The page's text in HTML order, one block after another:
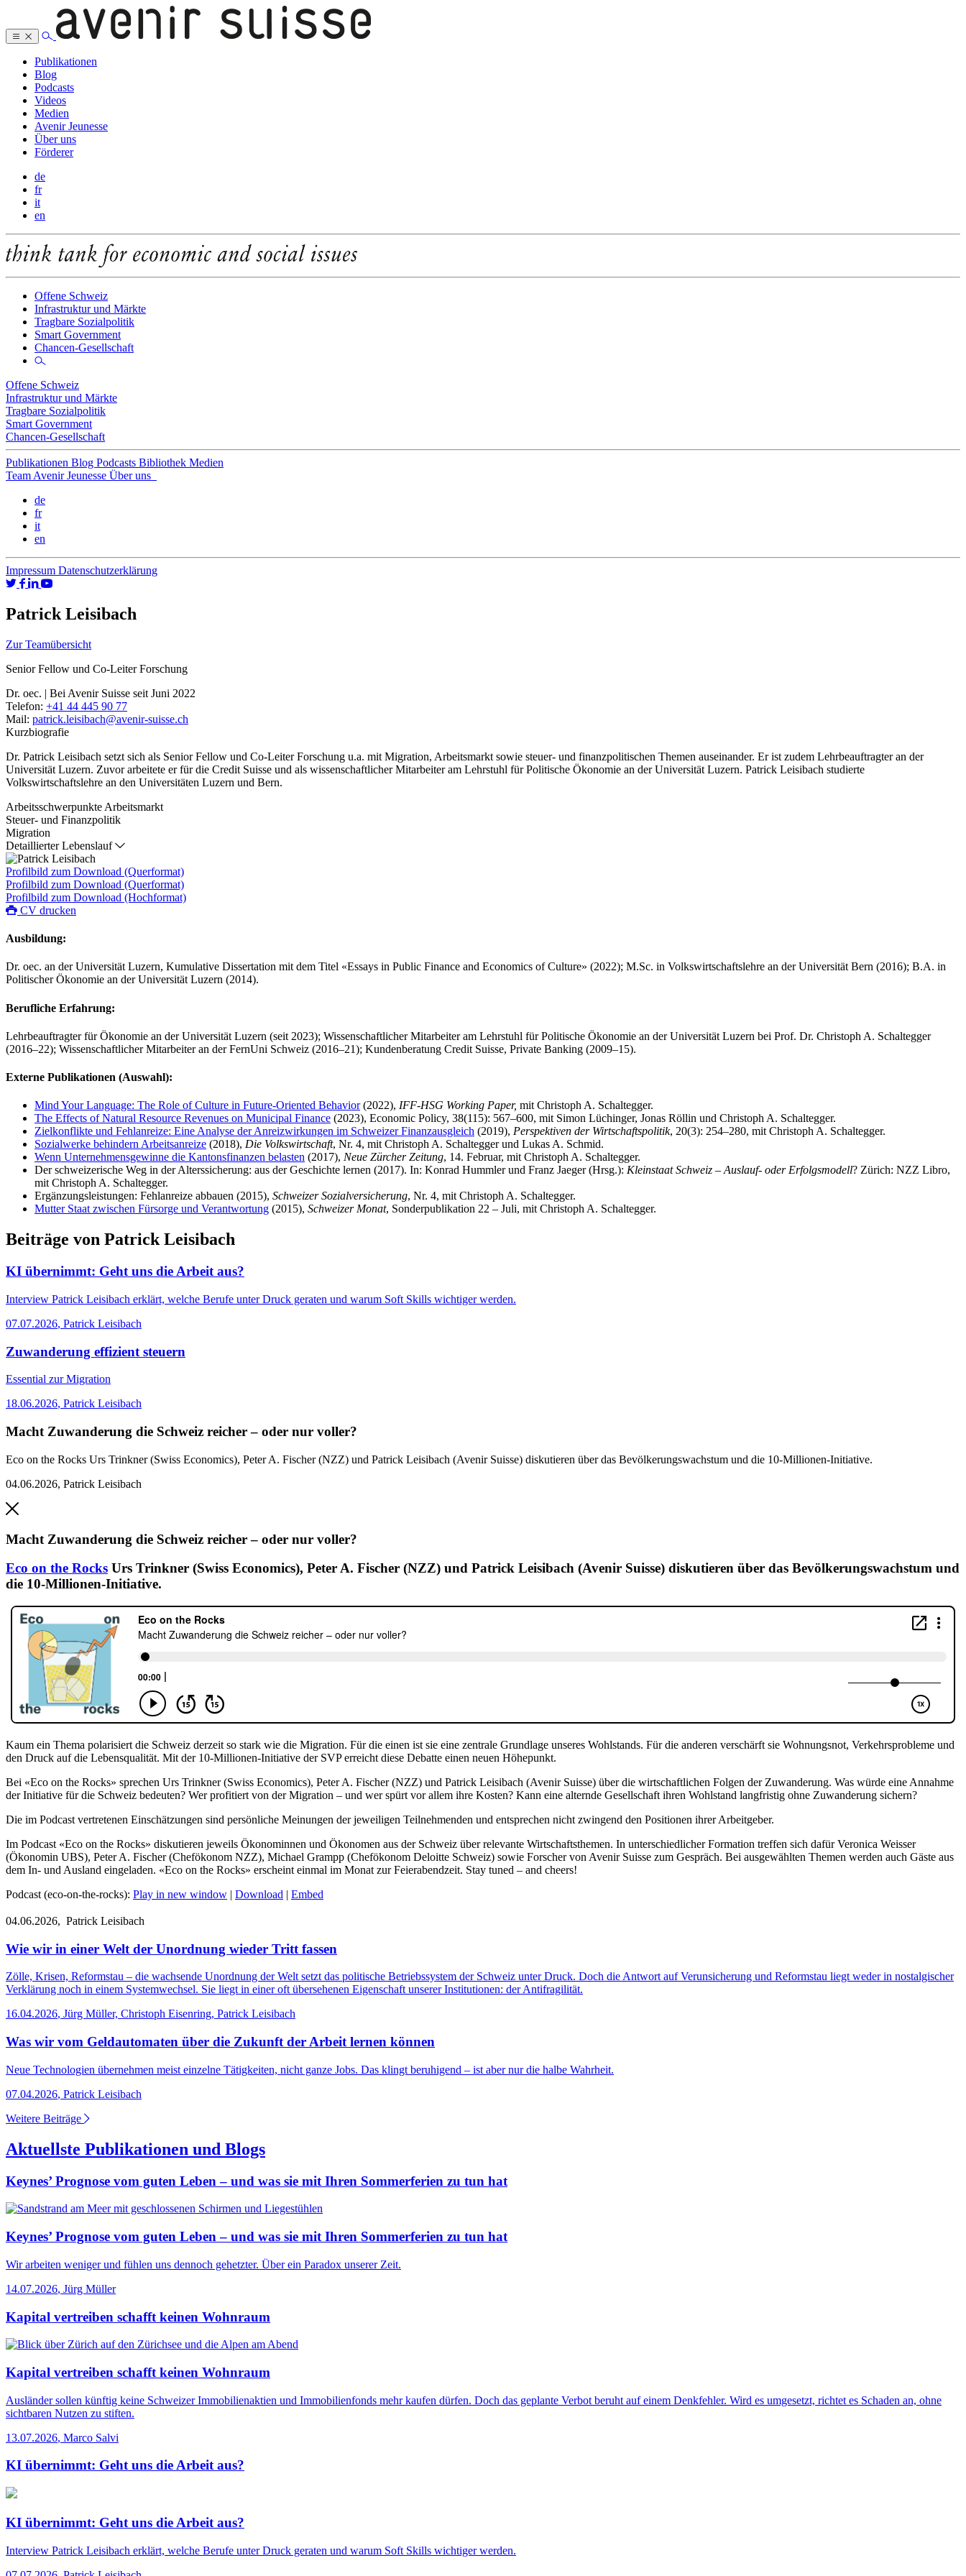
Publikationen
Blog
Podcasts
Videos
Medien
Avenir Jeunesse
Über uns
Förderer
de
fr
it
en
Offene Schweiz
Infrastruktur und Märkte
Tragbare Sozialpolitik
Smart Government
Chancen-Gesellschaft
Offene Schweiz
Infrastruktur und Märkte
Tragbare Sozialpolitik
Smart Government
Chancen-Gesellschaft
Publikationen Blog Podcasts Bibliothek Medien
Team Avenir Jeunesse Über uns
de
fr
it
en
Impressum Datenschutzerklärung
Patrick Leisibach
Zur Teamübersicht
Senior Fellow und Co-Leiter Forschung
Dr. oec. | Bei Avenir Suisse seit Juni 2022
Telefon: +41 44 445 90 77
Mail: patrick.leisibach@avenir-suisse.ch
Kurzbiografie
Dr. Patrick Leisibach setzt sich als Senior Fellow und Co-Leiter Forschung u.a. mit Migration, Arbeitsmarkt sowie steuer- und finanzpolitischen Themen auseinander. Er ist zudem Lehrbeauftragter an der
Universität Luzern. Zuvor arbeitete er für die Credit Suisse und als wissenschaftlicher Mitarbeiter am Lehrstuhl für Politische Ökonomie an der Universität Luzern. Patrick Leisibach studierte
Volkswirtschaftslehre an den Universitäten Luzern und Bern.
Arbeitsschwerpunkte Arbeitsmarkt
Steuer- und Finanzpolitik
Migration
Detaillierter Lebenslauf
Profilbild zum Download (Querformat)
Profilbild zum Download (Querformat)
Profilbild zum Download (Hochformat)
CV drucken
Ausbildung:
Dr. oec. an der Universität Luzern, Kumulative Dissertation mit dem Titel «Essays in Public Finance and Economics of Culture» (2022); M.Sc. in Volkswirtschaftslehre an der Universität Bern (2016); B.A. in
Politischer Ökonomie an der Universität Luzern (2014).
Berufliche Erfahrung:
Lehrbeauftragter für Ökonomie an der Universität Luzern (seit 2023); Wissenschaftlicher Mitarbeiter am Lehrstuhl für Politische Ökonomie an der Universität Luzern bei Prof. Dr. Christoph A. Schaltegger
(2016–22); Wissenschaftlicher Mitarbeiter an der FernUni Schweiz (2016–21); Kundenberatung Credit Suisse, Private Banking (2009–15).
Externe Publikationen (Auswahl):
Mind Your Language: The Role of Culture in Future-Oriented Behavior(2022), IFF-HSG Working Paper, mit Christoph A. Schaltegger.
The Effects of Natural Resource Revenues on Municipal Finance (2023), Economic Policy, 38(115): 567–600, mit Simon Lüchinger, Jonas Röllin und Christoph A. Schaltegger.
Zielkonflikte und Fehlanreize: Eine Analyse der Anreizwirkungen im Schweizer Finanzausgleich (2019), Perspektiven der Wirtschaftspolitik, 20(3): 254–280, mit Christoph A. Schaltegger.
Sozialwerke behindern Arbeitsanreize (2018), Die Volkswirtschaft, Nr. 4, mit Christoph A. Schaltegger und Lukas A. Schmid.
Wenn Unternehmensgewinne die Kantonsfinanzen belasten (2017), Neue Zürcher Zeitung, 14. Februar, mit Christoph A. Schaltegger.
Der schweizerische Weg in der Alterssicherung: aus der Geschichte lernen (2017). In: Konrad Hummler und Franz Jaeger (Hrsg.): KleinstaatSchweiz – Auslauf- oder Erfolgsmodell? Zürich: NZZ Libro,
mit Christoph A. Schaltegger.
Ergänzungsleistungen: Fehlanreize abbauen (2015), Schweizer Sozialversicherung, Nr. 4, mit Christoph A. Schaltegger.
Mutter Staat zwischen Fürsorge und Verantwortung (2015), Schweizer Monat, Sonderpublikation 22 – Juli, mit Christoph A. Schaltegger.
Beiträge von Patrick Leisibach
KI übernimmt: Geht uns die Arbeit aus?
Interview Patrick Leisibach erklärt, welche Berufe unter Druck geraten und warum Soft Skills wichtiger werden.
07.07.2026, Patrick Leisibach
Zuwanderung effizient steuern
Essential zur Migration
18.06.2026, Patrick Leisibach
Macht Zuwanderung die Schweiz reicher – oder nur voller?
Eco on the Rocks Urs Trinkner (Swiss Economics), Peter A. Fischer (NZZ) und Patrick Leisibach (Avenir Suisse) diskutieren über das Bevölkerungswachstum und die 10-Millionen-Initiative.
04.06.2026, Patrick Leisibach
Macht Zuwanderung die Schweiz reicher – oder nur voller?
Eco on the Rocks Urs Trinkner (Swiss Economics), Peter A. Fischer (NZZ) und Patrick Leisibach (Avenir Suisse) diskutieren über das Bevölkerungswachstum und
die 10-Millionen-Initiative.
Kaum ein Thema polarisiert die Schweiz derzeit so stark wie die Migration. Für die einen ist sie eine zentrale Grundlage unseres Wohlstands. Für die anderen verschärft sie Wohnungsnot, Verkehrsprobleme und
den Druck auf die Lebensqualität. Mit der 10-Millionen-Initiative der SVP erreicht diese Debatte einen neuen Höhepunkt.
Bei «Eco on the Rocks» sprechen Urs Trinkner (Swiss Economics), Peter A. Fischer (NZZ) und Patrick Leisibach (Avenir Suisse) über die wirtschaftlichen Folgen der Zuwanderung. Was würde eine Annahme
der Initiative für die Schweiz bedeuten? Wer profitiert von der Migration – und wer spürt vor allem ihre Kosten? Kann eine alternde Gesellschaft ihren Wohlstand langfristig ohne Zuwanderung sichern?
Die im Podcast vertretenen Einschätzungen sind persönliche Meinungen der jeweiligen Teilnehmenden und entsprechen nicht zwingend den Positionen ihrer Arbeitgeber.
Im Podcast «Eco on the Rocks» diskutieren jeweils Ökonominnen und Ökonomen aus der Schweiz über relevante Wirtschaftsthemen. In unterschiedlicher Formation treffen sich dafür Veronica Weisser
(Ökonomin UBS), Peter A. Fischer (Chefökonom NZZ), Michael Grampp (Chefökonom Deloitte Schweiz) sowie Forscher von Avenir Suisse zum Gespräch. Bei ausgewählten Themen werden auch Gäste aus
dem In- und Ausland eingeladen. «Eco on the Rocks» erscheint einmal im Monat zur Feierabendzeit. Stay tuned – and cheers!
Podcast (eco-on-the-rocks): Play in new window | Download | Embed
04.06.2026, Patrick Leisibach
Wie wir in einer Welt der Unordnung wieder Tritt fassen
Zölle, Krisen, Reformstau – die wachsende Unordnung der Welt setzt das politische Betriebssystem der Schweiz unter Druck. Doch die Antwort auf Verunsicherung und Reformstau liegt weder in nostalgischer
Verklärung noch in einem Systemwechsel. Sie liegt in einer oft übersehenen Eigenschaft unserer Institutionen: der Antifragilität.
16.04.2026, Jürg Müller, Christoph Eisenring, Patrick Leisibach
Was wir vom Geldautomaten über die Zukunft der Arbeit lernen können
Neue Technologien übernehmen meist einzelne Tätigkeiten, nicht ganze Jobs. Das klingt beruhigend – ist aber nur die halbe Wahrheit.
07.04.2026, Patrick Leisibach
Weitere Beiträge
Aktuellste Publikationen und Blogs
Keynes’ Prognose vom guten Leben – und was sie mit Ihren Sommerferien zu tun hat
Keynes’ Prognose vom guten Leben – und was sie mit Ihren Sommerferien zu tun hat
Wir arbeiten weniger und fühlen uns dennoch gehetzter. Über ein Paradox unserer Zeit.
14.07.2026, Jürg Müller
Kapital vertreiben schafft keinen Wohnraum
Kapital vertreiben schafft keinen Wohnraum
Ausländer sollen künftig keine Schweizer Immobilienaktien und Immobilienfonds mehr kaufen dürfen. Doch das geplante Verbot beruht auf einem Denkfehler. Wird es umgesetzt, richtet es Schaden an, ohne
sichtbaren Nutzen zu stiften.
13.07.2026, Marco Salvi
KI übernimmt: Geht uns die Arbeit aus?
KI übernimmt: Geht uns die Arbeit aus?
Interview Patrick Leisibach erklärt, welche Berufe unter Druck geraten und warum Soft Skills wichtiger werden.